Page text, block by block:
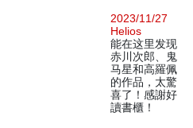
2023/11/27
Helios
能在这里发现
赤川次郎、鬼
马星和高羅佩
的作品，太驚
喜了！感謝好
讀書櫃！